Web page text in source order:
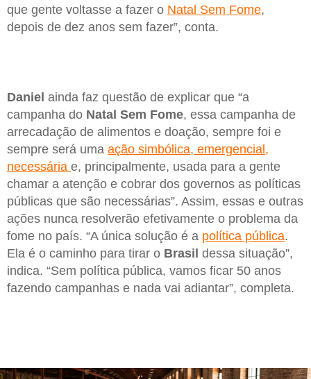
que gente voltasse a fazer o Natal Sem Fome,
depois de dez anos sem fazer”, conta.
Daniel ainda faz questão de explicar que “a
campanha do Natal Sem Fome, essa campanha de
arrecadação de alimentos e doação, sempre foi e
sempre será uma ação simbólica, emergencial,
necessária e, principalmente, usada para a gente
chamar a atenção e cobrar dos governos as políticas
públicas que são necessárias”. Assim, essas e outras
ações nunca resolverão efetivamente o problema da
fome no país. “A única solução é a política pública.
Ela é o caminho para tirar o Brasil dessa situação”,
indica. “Sem política pública, vamos ficar 50 anos
fazendo campanhas e nada vai adiantar”, completa.